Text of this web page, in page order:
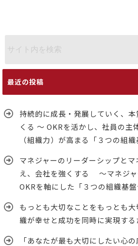
基盤づくり」
最近の投稿
持続的に成長・発展していく、
くる ～ OKRを活かし、社員の主
（組織力）が高まる「３つの組
マネジャーのリーダーシップと
え、会社を強くする ～マネジャ
OKRを軸にした「３つの組織基
もっとも大切なことをもっとも
織が幸せと成功を同時に実現す
「あなたが最も大切にしたい心